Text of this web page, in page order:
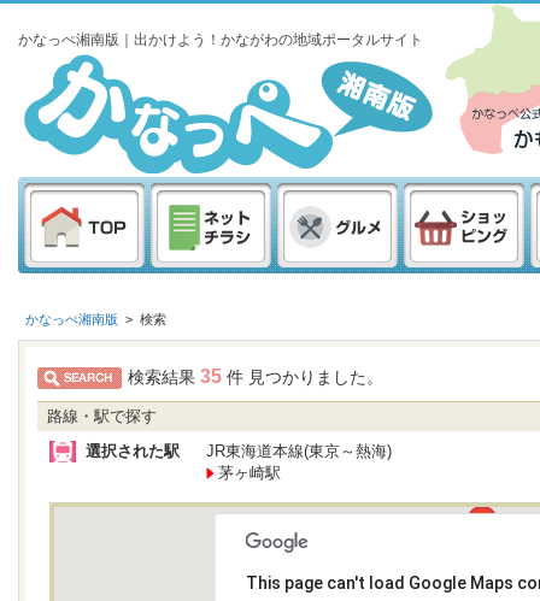
かなっぺ湘南版｜出かけよう！かながわの地域ポータルサイト
かなっぺ湘南版 > 検索
検索結果 35 件 見つかりました。
路線・駅で探す
選択された駅
JR東海道本線(東京～熱海)
茅ヶ崎駅
This page can't load Google Maps